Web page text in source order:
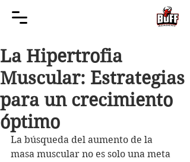
La Hipertrofia
Muscular: Estrategias
para un crecimiento
óptimo
La búsqueda del aumento de la
masa muscular no es solo una meta